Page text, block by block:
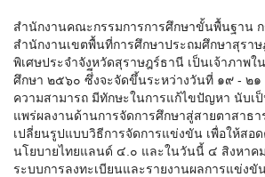
สำนักงานคณะกรรมการการศึกษาขั้นพื้นฐาน
สำนักงานเขตพื้นที่การศึกษาประถมศึกษาสุรา
พิเศษประจำจังหวัดสุราษฎร์ธานี เป็นเจ้าภาพ
ศึกษา ๒๕๖๐ ซึ่ีงจะจัดขึ้นระหว่างวันที่ ๑๙ - ๒๑
ความสามารถ มีทักษะในการแก้ไขปัญหา นับเ
แพร่ผลงานด้านการจัดการศึกษาสู่สายตาสา
เปลี่ยนรูปแบบวิธีการจัดการแข่งขัน เพื่อให้สอ
นโยบายไทยแลนด์ ๔.๐ และในวันนี้ ๔ สิงหาค
ระบบการลงทะเบียนและรายงานผลการแข่ง